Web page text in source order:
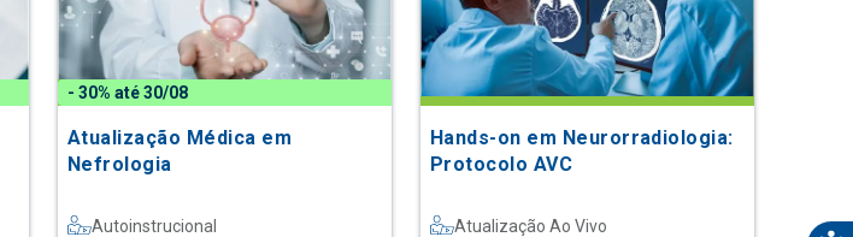
- 30% até 30/08
Atualização Médica em
Nefrologia
Autoinstrucional
Hands-on em Neurorradiologia:
Protocolo AVC
Atualização Ao Vivo